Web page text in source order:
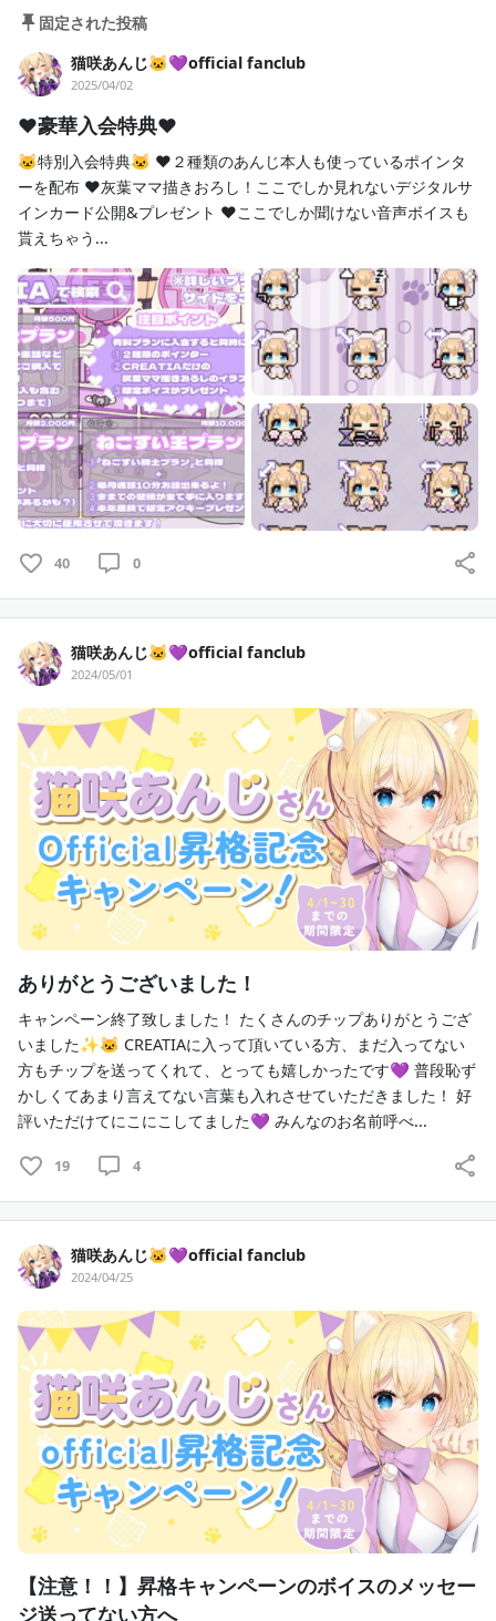
固定された投稿
猫咲あんじ🐱💜official fanclub
2025/04/02
♥豪華入会特典♥
🐱特別入会特典🐱 ♥２種類のあんじ本人も使っているポインタ
ーを配布 ♥灰葉ママ描きおろし！ここでしか見れないデジタルサ
インカード公開&プレゼント ♥ここでしか聞けない音声ボイスも
貰えちゃう...
40 0
猫咲あんじ🐱💜official fanclub
2024/05/01
ありがとうございました！
キャンペーン終了致しました！ たくさんのチップありがとうござ
いました✨🐱 CREATIAに入って頂いている方、まだ入ってない
方もチップを送ってくれて、とっても嬉しかったです💜 普段恥ず
かしくてあまり言えてない言葉も入れさせていただきました！ 好
評いただけてにこにこしてました💜 みんなのお名前呼べ...
19 4
猫咲あんじ🐱💜official fanclub
2024/04/25
【注意！！】昇格キャンペーンのボイスのメッセー
ジ送ってない方へ